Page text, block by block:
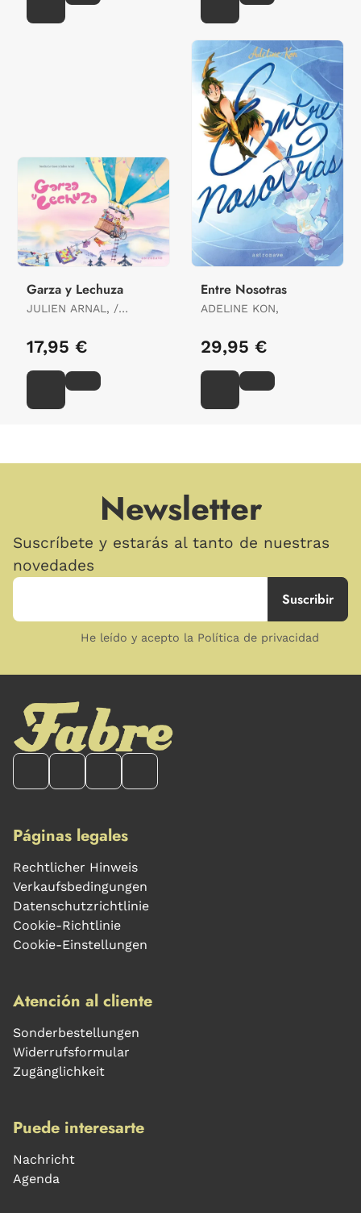
Garza y Lechuza
JULIEN ARNAL, /
17,95 €
Entre Nosotras
ADELINE KON,
29,95 €
Newsletter
Suscríbete y estarás al tanto de nuestras
novedades
He leído y acepto la Política de privacidad
Páginas legales
Rechtlicher Hinweis
Verkaufsbedingungen
Datenschutzrichtlinie
Cookie-Richtlinie
Cookie-Einstellungen
Atención al cliente
Sonderbestellungen
Widerrufsformular
Zugänglichkeit
Puede interesarte
Nachricht
Agenda